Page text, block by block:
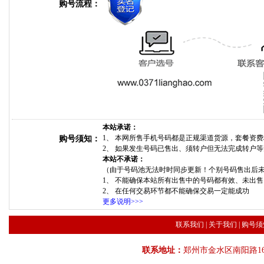
购号流程：
购号须知：
本站承诺：
1、 本网所售手机号码都是正规渠道货源，套餐资
2、 如果发生号码已售出、须转户但无法完成转户
本站不承诺：
（由于号码池无法时时同步更新！个别号码售出
1、 不能确保本站所有出售中的号码都有效、未出
2、 在任何交易环节都不能确保交易一定能成功
更多说明>>>
联系我们 关于我们 购号
联系地址： 郑州市金水区南阳路